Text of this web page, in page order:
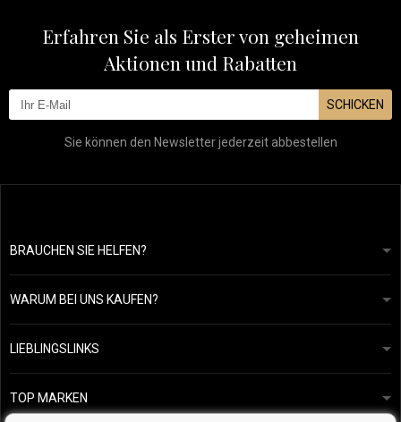
Erfahren Sie als Erster von geheimen
Aktionen und Rabatten
SCHICKEN
Sie können den Newsletter jederzeit abbestellen
BRAUCHEN SIE HELFEN?
info@mapeja.de
Wir werden innerhalb von 24 Stunden antworten.
WARUM BEI UNS KAUFEN?
Allgemeine geschäftsbedingungen
Datenschutzerklärung
Übersicht über Zahlungen und Versand
Rückgabe von Waren
LIEBLINGSLINKS
Unsere Geschichte
Kostenlose Produktproben
TOP MARKEN
Kérastase